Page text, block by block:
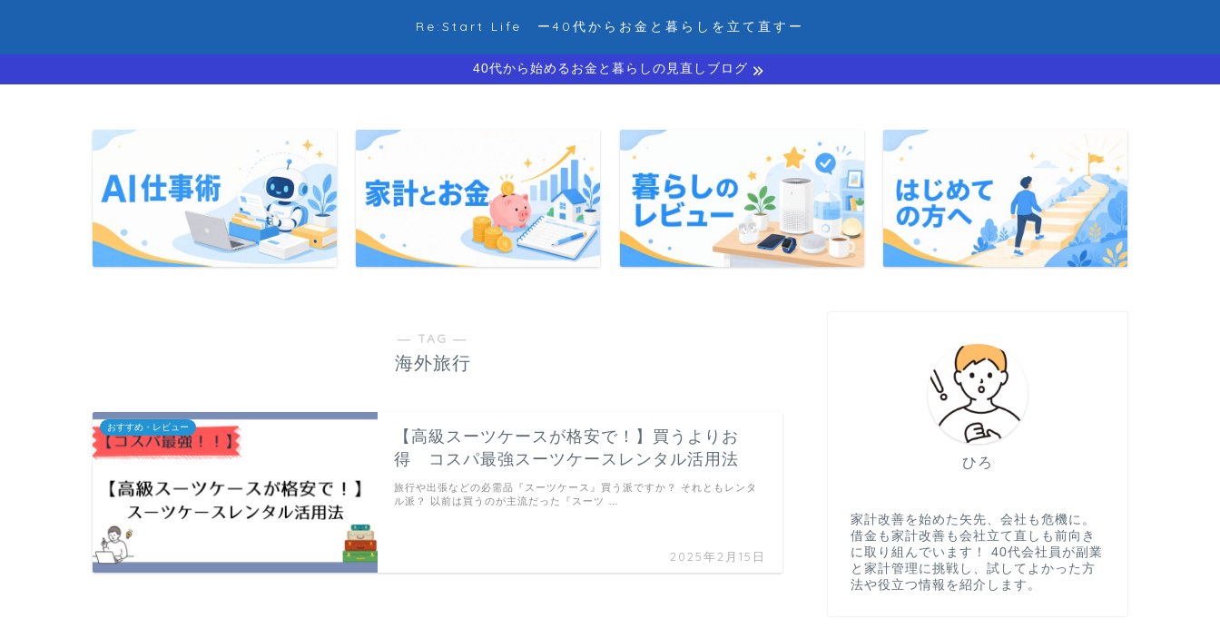
Re:Start Life ー40代からお金と暮らしを立て直すー
40代から始めるお金と暮らしの見直しブログ
― TAG ―
海外旅行
おすすめ・レビュー
【高級スーツケースが格安で！】買うよりお
得 コスパ最強スーツケースレンタル活用法
2025年2月15日
旅行や出張などの必需品『スーツケース』買う派ですか？ それともレンタ
ル派？ 以前は買うのが主流だった『スーツ …
ひろ
家計改善を始めた矢先、会社も危機に。
借金も家計改善も会社立て直しも前向き
に取り組んでいます！ 40代会社員が副業
と家計管理に挑戦し、試してよかった方
法や役立つ情報を紹介します。